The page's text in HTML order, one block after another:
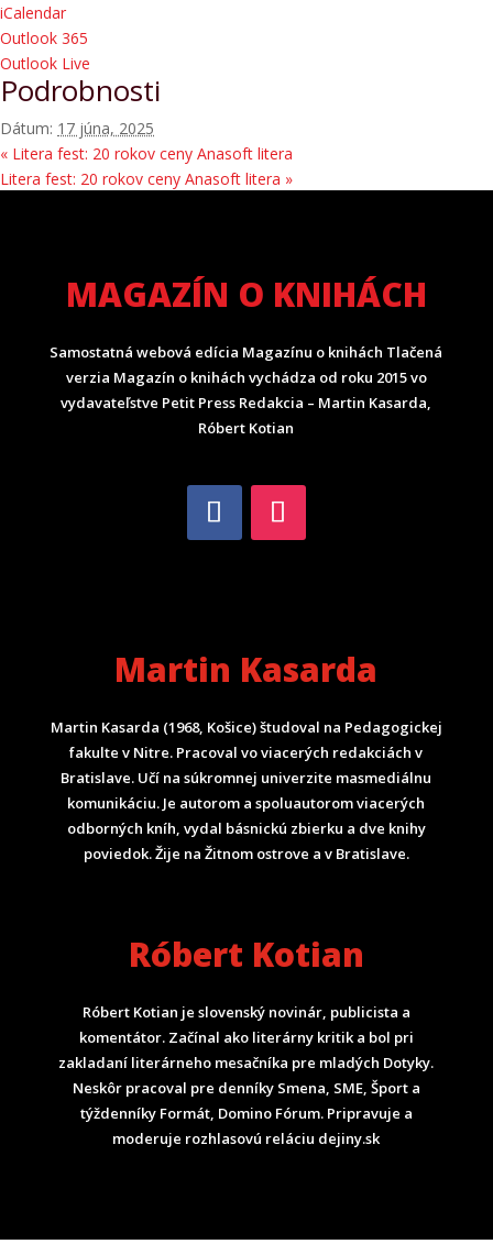
iCalendar
Outlook 365
Outlook Live
Podrobnosti
Dátum: 17 júna, 2025
« Litera fest: 20 rokov ceny Anasoft litera
Litera fest: 20 rokov ceny Anasoft litera »
MAGAZÍN O KNIHÁCH
Samostatná webová edícia Magazínu o knihách Tlačená
verzia Magazín o knihách vychádza od roku 2015 vo
vydavateľstve Petit Press Redakcia – Martin Kasarda,
Róbert Kotian
Martin Kasarda
Martin Kasarda (1968, Košice) študoval na Pedagogickej
fakulte v Nitre. Pracoval vo viacerých redakciách v
Bratislave. Učí na súkromnej univerzite masmediálnu
komunikáciu. Je autorom a spoluautorom viacerých
odborných kníh, vydal básnickú zbierku a dve knihy
poviedok. Žije na Žitnom ostrove a v Bratislave.
Róbert Kotian
Róbert Kotian je slovenský novinár, publicista a
komentátor. Začínal ako literárny kritik a bol pri
zakladaní literárneho mesačníka pre mladých Dotyky.
Neskôr pracoval pre denníky Smena, SME, Šport a
týždenníky Formát, Domino Fórum. Pripravuje a
moderuje rozhlasovú reláciu dejiny.sk